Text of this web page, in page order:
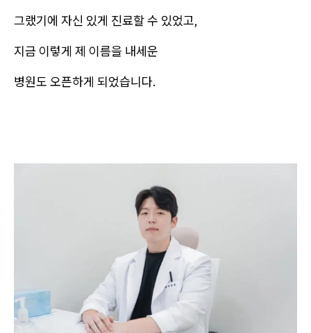
그랬기에 자신 있게 진료할 수 있었고,
지금 이렇게 제 이름을 내세운
병원도 오픈하게 되었습니다.